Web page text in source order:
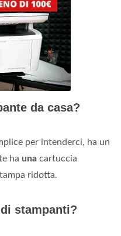
da casa?
per intenderci, ha un
ha una cartuccia
ridotta.
stampanti?